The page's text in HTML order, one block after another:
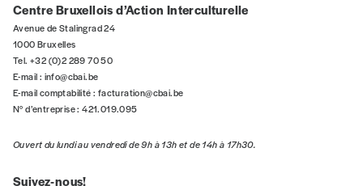
Centre Bruxellois d’Action Interculturelle
Avenue de Stalingrad 24
1000 Bruxelles
Tel. +32 (0)2 289 70 50
E-mail : info@cbai.be
E-mail comptabilité : facturation@cbai.be
N° d’entreprise : 421.019.095
Ouvert du lundi au vendredi de 9h à 13h et de 14h à 17h30.
Suivez-nous!